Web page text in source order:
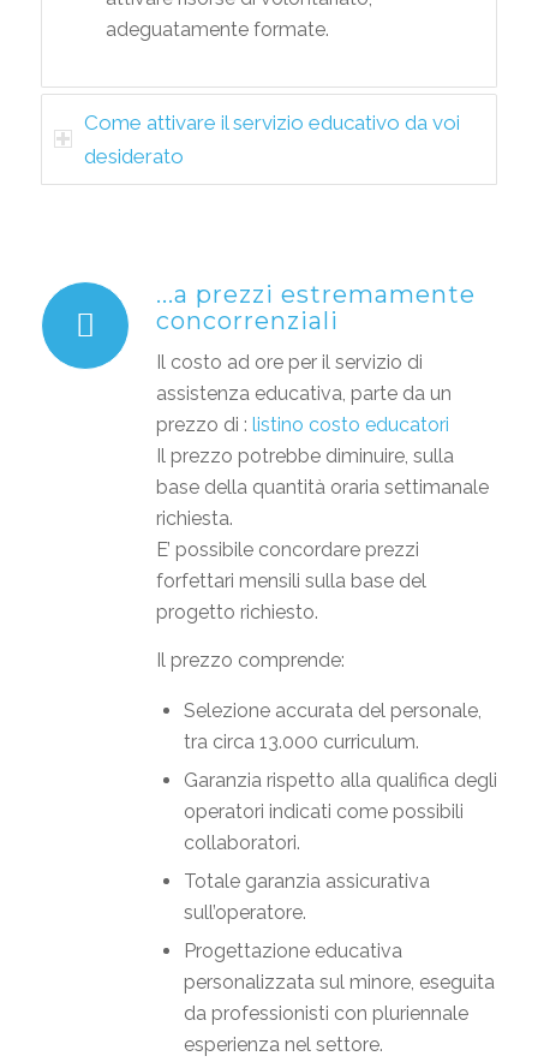
adeguatamente formate.
Come attivare il servizio educativo da voi
desiderato
...a prezzi estremamente
concorrenziali
Il costo ad ore per il servizio di
assistenza educativa, parte da un
prezzo di : listino costo educatori
Il prezzo potrebbe diminuire, sulla
base della quantità oraria settimanale
richiesta.
E’ possibile concordare prezzi
forfettari mensili sulla base del
progetto richiesto.
Il prezzo comprende:
Selezione accurata del personale,
tra circa 13.000 curriculum.
Garanzia rispetto alla qualifica degli
operatori indicati come possibili
collaboratori.
Totale garanzia assicurativa
sull’operatore.
Progettazione educativa
personalizzata sul minore, eseguita
da professionisti con pluriennale
esperienza nel settore.